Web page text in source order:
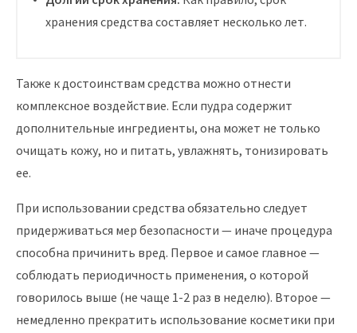
хранения средства составляет несколько лет.
Также к достоинствам средства можно отнести
комплексное воздействие. Если пудра содержит
дополнительные ингредиенты, она может не только
очищать кожу, но и питать, увлажнять, тонизировать
ее.
При использовании средства обязательно следует
придерживаться мер безопасности — иначе процедура
способна причинить вред. Первое и самое главное —
соблюдать периодичность применения, о которой
говорилось выше (не чаще 1-2 раз в неделю). Второе —
немедленно прекратить использование косметики при